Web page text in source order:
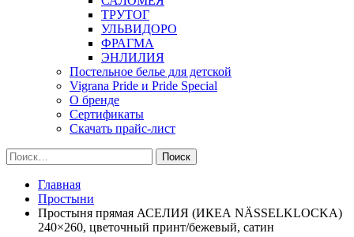
ТРУТОГ
УЛЬВИДОРО
ФРАГМА
ЭНЛИЛИЯ
Постельное белье для детской
Vigrana Pride и Pride Special
О бренде
Сертификаты
Скачать прайс-лист
Найти:
Главная
Простыни
Простыня прямая АСЕЛИЯ (ИКЕА NÄSSELKLOCKA)
240×260, цветочный принт/бежевый, сатин